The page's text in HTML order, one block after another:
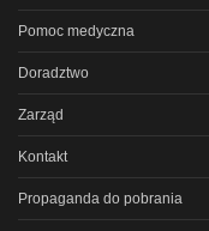
Pomoc medyczna
Doradztwo
Zarząd
Kontakt
Propaganda do pobrania